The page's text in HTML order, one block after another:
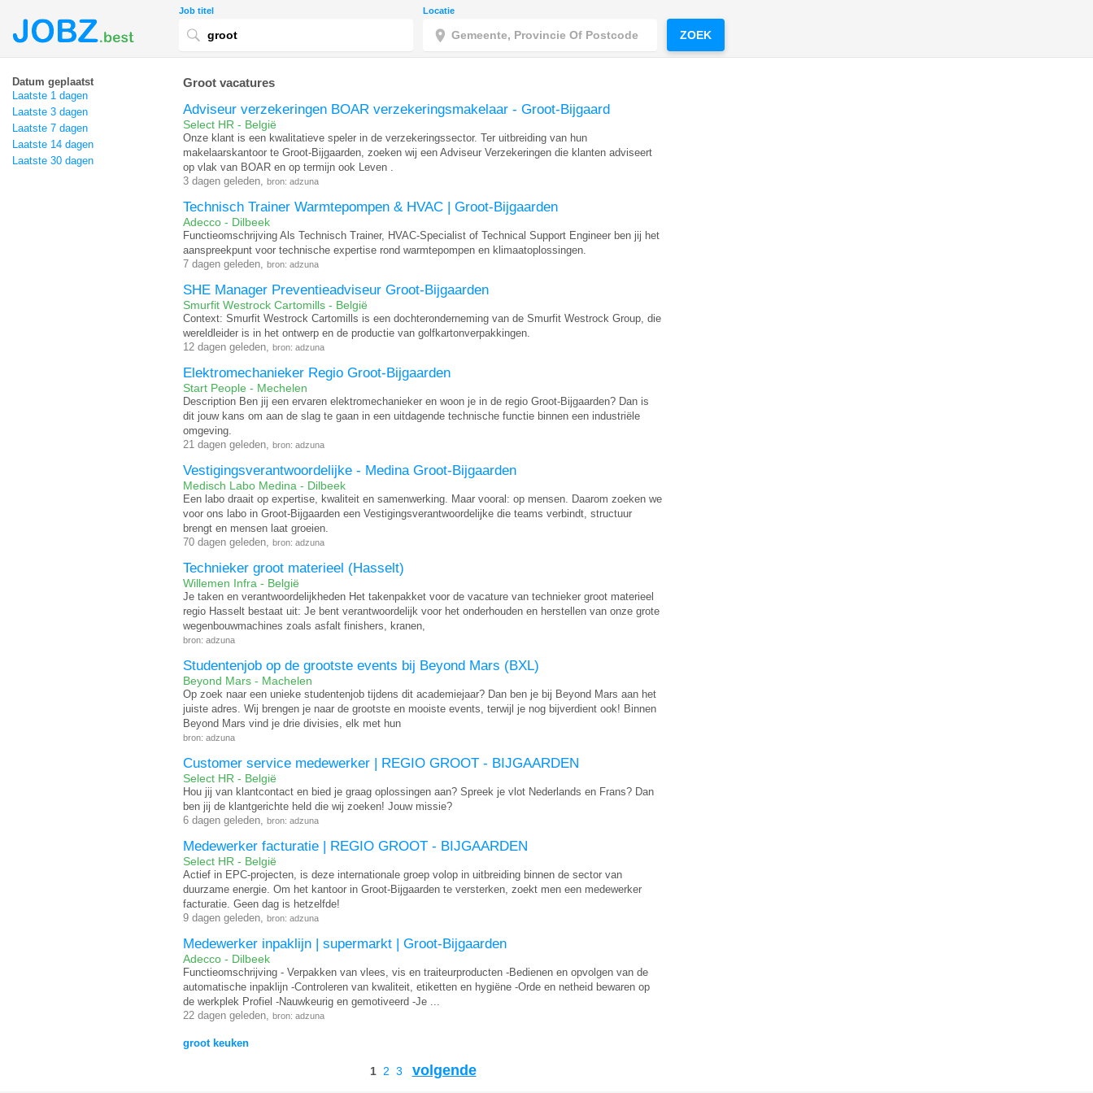
Job titel Locatie
ZOEK
Datum geplaatst
Laatste 1 dagen
Laatste 3 dagen
Laatste 7 dagen
Laatste 14 dagen
Laatste 30 dagen
Groot vacatures
Adviseur verzekeringen BOAR verzekeringsmakelaar - Groot-Bijgaard
Select HR - België
Onze klant is een kwalitatieve speler in de verzekeringssector. Ter uitbreiding van hun
makelaarskantoor te Groot-Bijgaarden, zoeken wij een Adviseur Verzekeringen die klanten adviseert
op vlak van BOAR en op termijn ook Leven .
3 dagen geleden, bron: adzuna
Technisch Trainer Warmtepompen & HVAC | Groot-Bijgaarden
Adecco - Dilbeek
Functieomschrijving Als Technisch Trainer, HVAC-Specialist of Technical Support Engineer ben jij het
aanspreekpunt voor technische expertise rond warmtepompen en klimaatoplossingen.
7 dagen geleden, bron: adzuna
SHE Manager Preventieadviseur Groot-Bijgaarden
Smurfit Westrock Cartomills - België
Context: Smurfit Westrock Cartomills is een dochteronderneming van de Smurfit Westrock Group, die
wereldleider is in het ontwerp en de productie van golfkartonverpakkingen.
12 dagen geleden, bron: adzuna
Elektromechanieker Regio Groot-Bijgaarden
Start People - Mechelen
Description Ben jij een ervaren elektromechanieker en woon je in de regio Groot-Bijgaarden? Dan is
dit jouw kans om aan de slag te gaan in een uitdagende technische functie binnen een industriële
omgeving.
21 dagen geleden, bron: adzuna
Vestigingsverantwoordelijke - Medina Groot-Bijgaarden
Medisch Labo Medina - Dilbeek
Een labo draait op expertise, kwaliteit en samenwerking. Maar vooral: op mensen. Daarom zoeken we
voor ons labo in Groot-Bijgaarden een Vestigingsverantwoordelijke die teams verbindt, structuur
brengt en mensen laat groeien.
70 dagen geleden, bron: adzuna
Technieker groot materieel (Hasselt)
Willemen Infra - België
Je taken en verantwoordelijkheden Het takenpakket voor de vacature van technieker groot materieel
regio Hasselt bestaat uit: Je bent verantwoordelijk voor het onderhouden en herstellen van onze grote
wegenbouwmachines zoals asfalt finishers, kranen,
bron: adzuna
Studentenjob op de grootste events bij Beyond Mars (BXL)
Beyond Mars - Machelen
Op zoek naar een unieke studentenjob tijdens dit academiejaar? Dan ben je bij Beyond Mars aan het
juiste adres. Wij brengen je naar de grootste en mooiste events, terwijl je nog bijverdient ook! Binnen
Beyond Mars vind je drie divisies, elk met hun
bron: adzuna
Customer service medewerker | REGIO GROOT - BIJGAARDEN
Select HR - België
Hou jij van klantcontact en bied je graag oplossingen aan? Spreek je vlot Nederlands en Frans? Dan
ben jij de klantgerichte held die wij zoeken! Jouw missie?
6 dagen geleden, bron: adzuna
Medewerker facturatie | REGIO GROOT - BIJGAARDEN
Select HR - België
Actief in EPC-projecten, is deze internationale groep volop in uitbreiding binnen de sector van
duurzame energie. Om het kantoor in Groot-Bijgaarden te versterken, zoekt men een medewerker
facturatie. Geen dag is hetzelfde!
9 dagen geleden, bron: adzuna
Medewerker inpaklijn | supermarkt | Groot-Bijgaarden
Adecco - Dilbeek
Functieomschrijving - Verpakken van vlees, vis en traiteurproducten -Bedienen en opvolgen van de
automatische inpaklijn -Controleren van kwaliteit, etiketten en hygiëne -Orde en netheid bewaren op
de werkplek Profiel -Nauwkeurig en gemotiveerd -Je ...
22 dagen geleden, bron: adzuna
groot keuken
1 2 3 volgende